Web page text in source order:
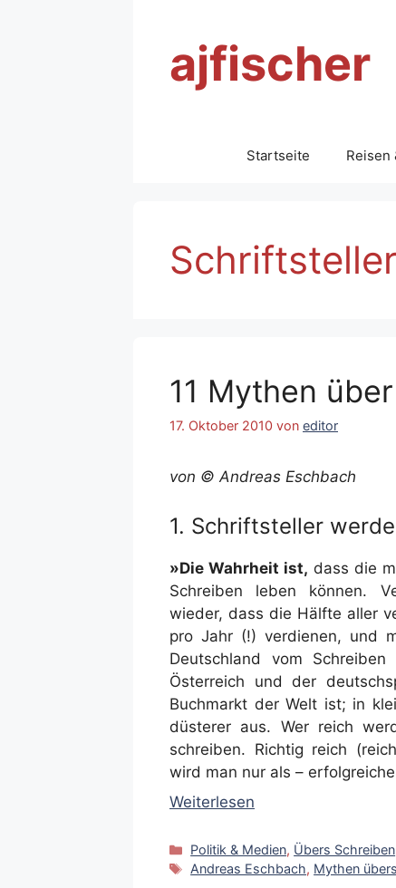
ajfischer
Startseite Reisen
Schriftsteller
11 Mythen
17. Oktober 2010 von editor
von © Andreas Eschbach
1. Schriftsteller
»Die Wahrheit ist, dass die
Schreiben leben können.
wieder, dass die Hälfte aller
pro Jahr (!) verdienen, und
Deutschland vom
Österreich und der
Buchmarkt der Welt ist; in
düsterer aus. Wer reich
schreiben. Richtig reich
wird man nur als –
Weiterlesen
Kategorien
Politik & Medien, Übers Schreiben
Schlagwörter
Andreas Eschbach, Mythen